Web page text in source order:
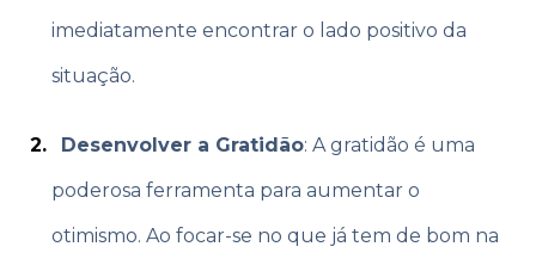
imediatamente encontrar o lado positivo da
situação.
Desenvolver a Gratidão: A gratidão é uma
poderosa ferramenta para aumentar o
otimismo. Ao focar-se no que já tem de bom na